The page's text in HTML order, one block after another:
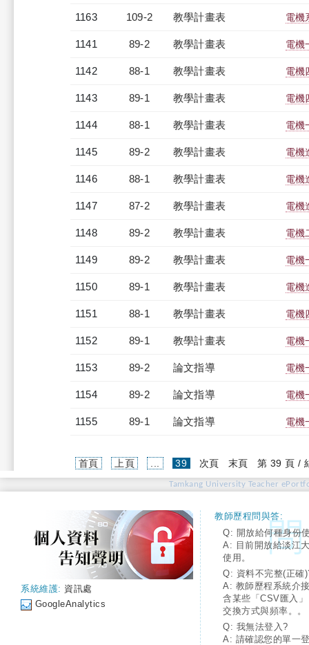
1163 109-2 教學計畫表 電機
1141 89-2 教學計畫表 電機
1142 88-1 教學計畫表 電機
1143 89-1 教學計畫表 電機
1144 88-1 教學計畫表 電機
1145 89-2 教學計畫表 電機
1146 88-1 教學計畫表 電機
1147 87-2 教學計畫表 電機
1148 89-2 教學計畫表 電機
1149 89-2 教學計畫表 電機
1150 89-1 教學計畫表 電機
1151 88-1 教學計畫表 電機
1152 89-1 教學計畫表 電機
1153 89-2 論文指導 電機
1154 89-2 論文指導 電機
1155 89-1 論文指導 電機
首頁 上頁 39(current)
次頁 末頁 第 39 頁 /
Tamkang University Teacher
系統維護: 資訊處
GoogleAnalytics
教師歷程問與答:
Q: 開放給何種身份
A: 目前開放給淡江
使用。
Q: 資料不完整(正確
A: 教師歷程系統介
含某些「CSV匯入
交換方式與頻率。。
Q: 我無法登入?
A: 請確認您的單一